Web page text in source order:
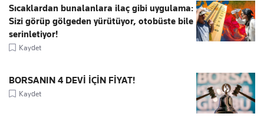
Sıcaklardan bunalanlara ilaç gibi uygulama:
Sizi görüp gölgeden yürütüyor, otobüste bile
serinletiyor!
Kaydet
BORSANIN 4 DEVİ İÇİN FİYAT!
Kaydet